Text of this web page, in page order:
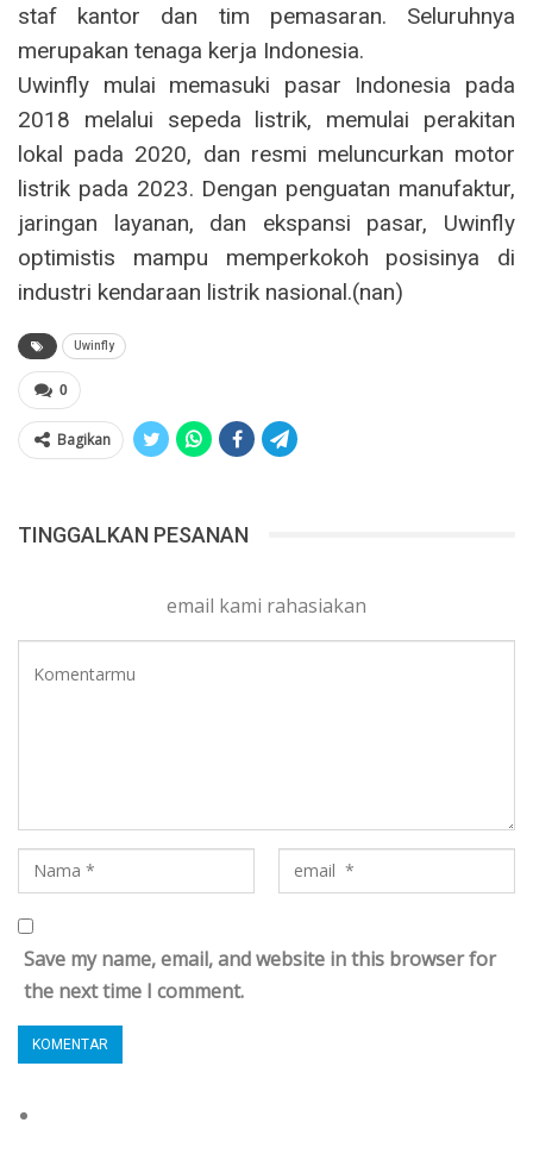
staf kantor dan tim pemasaran. Seluruhnya
merupakan tenaga kerja Indonesia.
Uwinfly mulai memasuki pasar Indonesia pada
2018 melalui sepeda listrik, memulai perakitan
lokal pada 2020, dan resmi meluncurkan motor
listrik pada 2023. Dengan penguatan manufaktur,
jaringan layanan, dan ekspansi pasar, Uwinfly
optimistis mampu memperkokoh posisinya di
industri kendaraan listrik nasional.(nan)
Uwinfly
0
Bagikan
TINGGALKAN PESANAN
email kami rahasiakan
Save my name, email, and website in this browser for
the next time I comment.